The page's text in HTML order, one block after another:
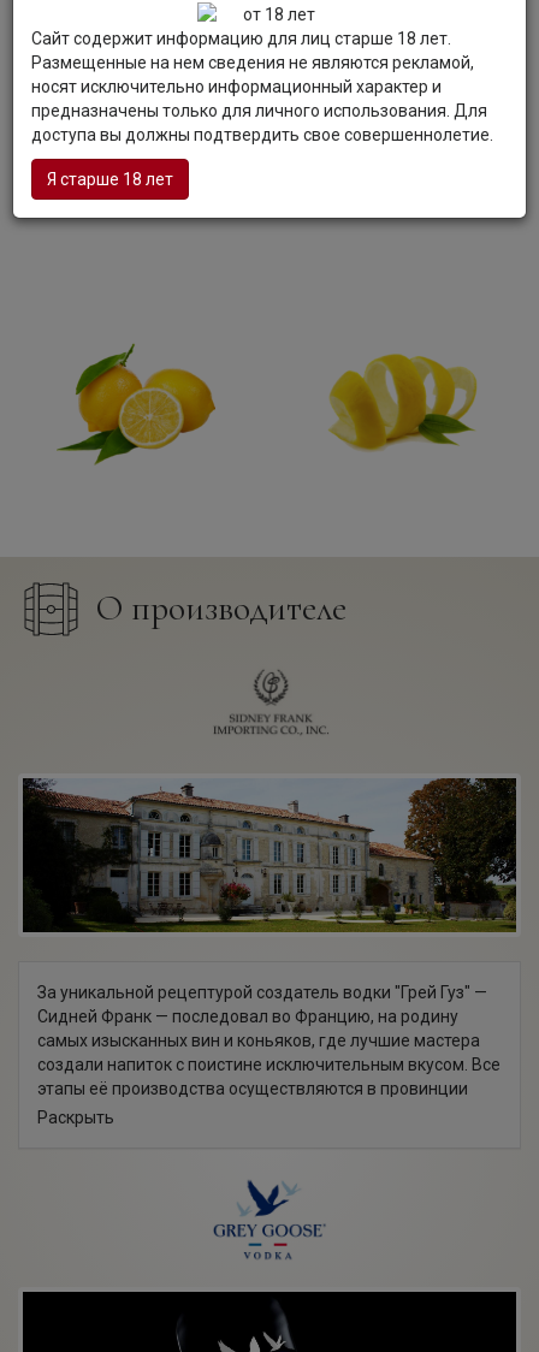
Вкус водки очень мягкий с тонами свежих лимонов.
Послевкусие свежее и приятное, с яркими лимонными
оттенками.
Гастрономия:Рекомендуется употребление напитка в
чистом виде, со льдом, с разнообразными десертами и
воздушными пирожными. Также считается отличной
составляющей разнообразных коктейлей.
О производителе
За уникальной рецептурой создатель водки "Грей Гуз" —
Сидней Франк — последовал во Францию, на родину
самых изысканных вин и коньяков, где лучшие мастера
создали напиток с поистине исключительным вкусом. Все
этапы её производства осуществляются в провинции
Коньяк, где для изготовления спирта используются
пятикратной дистилляции спирт приобретает
необыкновенную мягкость, а чистейшая ледниковая
вода из артезианских скважин французских Альп дарит
ей свежее и ясное звучание.
завоевав признание у знатоков и ценителей по-
настоящему качественной продукции.
Раскрыть
Сайт содержит информацию для лиц старше 18 лет.
Размещенные на нем сведения не являются рекламой,
носят исключительно информационный характер и
предназначены только для личного использования. Для
доступа вы должны подтвердить свое совершеннолетие.
Я старше 18 лет